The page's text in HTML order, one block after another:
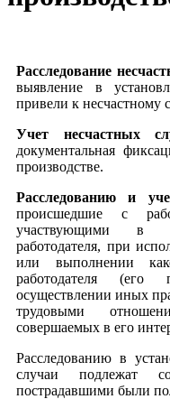
Расследование
выявление в
привели к несчастному
Учет несчастных
документальная
производстве.
Расследованию и
происшедшие с
участвующими в
работодателя, при
или выполнении
работодателя
осуществлении иных
трудовыми
совершаемых в его
Расследованию в
случаи подлежат
пострадавшими были